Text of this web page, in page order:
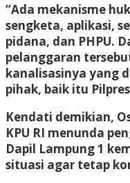
“Ada mekanisme
sengketa, aplikasi,
pidana, dan PHPU.
pelanggaran
kanalisasinya yang
pihak, baik itu
Kendati demikian,
KPU RI menunda
Dapil Lampung 1
situasi agar tetap